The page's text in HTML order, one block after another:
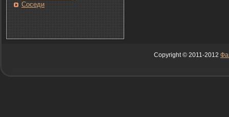
Сοседи
Copyright © 2011-2012